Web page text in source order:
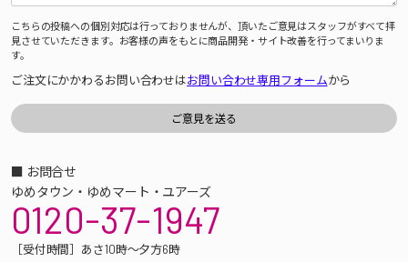
こちらの投稿への個別対応は行っておりませんが、頂いたご意見はスタッフがすべて拝
見させていただきます。お客様の声をもとに商品開発・サイト改善を行ってまいりま
す。
ご注文にかかわるお問い合わせはお問い合わせ専用フォームから
■ お問合せ
ゆめタウン・ゆめマート・ユアーズ
0120-37-1947
［受付時間］あさ10時～夕方6時